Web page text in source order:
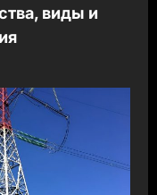
виды и